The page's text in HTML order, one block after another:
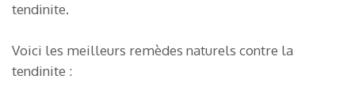
tendinite.
Voici les meilleurs remèdes naturels contre la
tendinite :